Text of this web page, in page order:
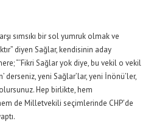
sımsıkı bir sol yumruk olmak ve
diyen Sağlar, kendisinin aday
“‘Fikri Sağlar yok diye, bu vekil o vekil
derseniz, yeni Sağlar’lar, yeni İnönü’ler,
Hep birlikte, hem
de Milletvekili seçimlerinde CHP’de